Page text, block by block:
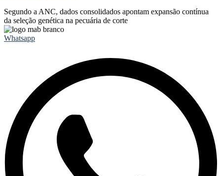
Segundo a ANC, dados consolidados apontam expansão contínua
da seleção genética na pecuária de corte
Whatsapp